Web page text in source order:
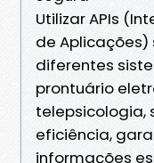
Utilizar APIs
de
diferentes
prontuário
telepsicologia,
eficiência,
informações